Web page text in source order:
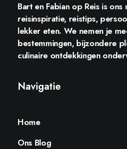
Bart en Fabian op Reisis ons
reisinspiratie, reistips,
lekker eten. We nemen je
bestemmingen, bijzondere
culinaire ontdekkingen
Navigatie
Home
Ons Blog